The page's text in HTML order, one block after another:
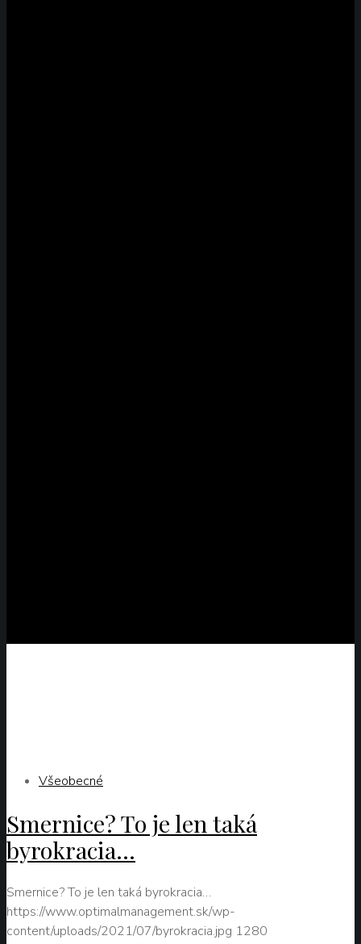
Všeobecné
Smernice? To je len taká
byrokracia…
Smernice? To je len taká byrokracia…
https://www.optimalmanagement.sk/wp-
content/uploads/2021/07/byrokracia.jpg 1280